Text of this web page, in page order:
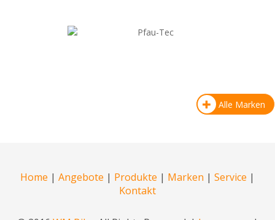
Alle Marken
Home | Angebote | Produkte | Marken | Service |
Kontakt